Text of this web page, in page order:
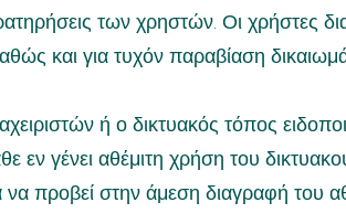
των χρηστών. Οι χρήστες
και για τυχόν παραβίαση
ή ο δικτυακός τόπος
εν γένει αθέμιτη χρήση του
να προβεί στην άμεση διαγραφή του